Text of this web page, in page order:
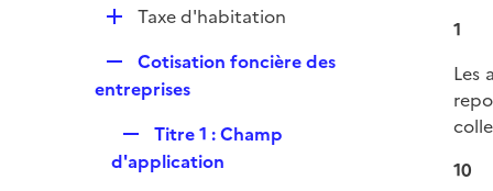
r
D
p
l
r
Taxe d'habitation
e
l
i
Cotisation foncière des
entreprises
e
Titre 1 : Champ
d'application
1
Les
10